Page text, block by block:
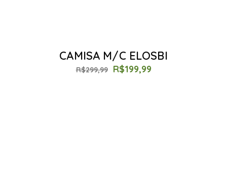
CAMISA M/C ELOSBI
R$299,99 R$199,99